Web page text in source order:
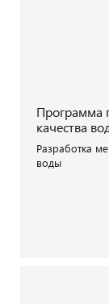
Программа
качества
Разработка
воды